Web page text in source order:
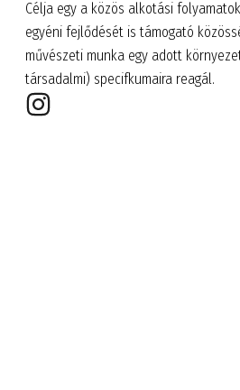
Célja egy a közös alkotási
egyéni fejlődését is támogató
művészeti munka egy adott
társadalmi) specifkumaira reagál.